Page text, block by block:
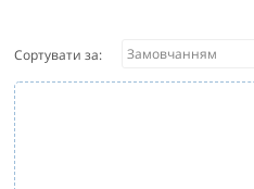
Сортувати за: